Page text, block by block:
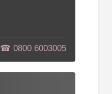
☎︎ 0800 6003005